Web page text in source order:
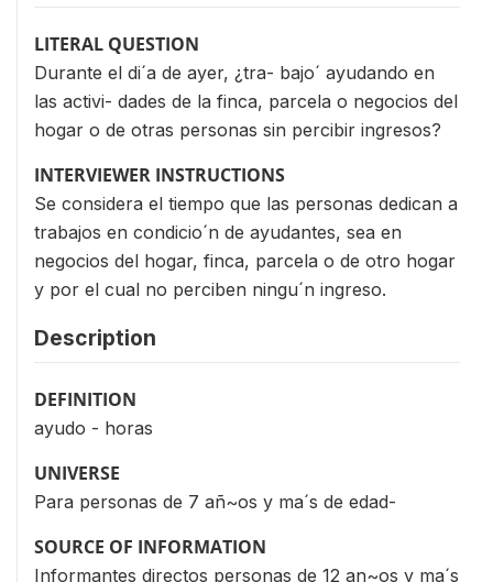
LITERAL QUESTION
Durante el di´a de ayer, ¿tra- bajo´ ayudando en
las activi- dades de la finca, parcela o negocios del
hogar o de otras personas sin percibir ingresos?
INTERVIEWER INSTRUCTIONS
Se considera el tiempo que las personas dedican a
trabajos en condicio´n de ayudantes, sea en
negocios del hogar, finca, parcela o de otro hogar
y por el cual no perciben ningu´n ingreso.
Description
DEFINITION
ayudo - horas
UNIVERSE
Para personas de 7 añ~os y ma´s de edad-
SOURCE OF INFORMATION
Informantes directos personas de 12 an~os y ma´s